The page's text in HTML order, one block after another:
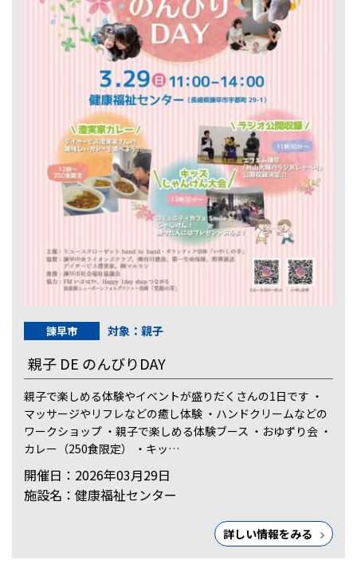
諫早市 対象：親子
親子 DE のんびりDAY
親子で楽しめる体験やイベントが盛りだくさんの1日です ・
マッサージやリフレなどの癒し体験 ・ハンドクリームなどの
ワークショップ ・親子で楽しめる体験ブース ・おゆずり会 ・
カレー（250食限定） ・キッ…
開催日：2026年03月29日
施設名：健康福祉センター
詳しい情報をみる